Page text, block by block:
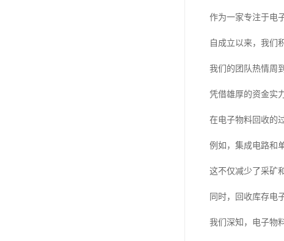
作为一家专注于电
自成立以来，我们
我们的团队热情周
凭借雄厚的资金实
在电子物料回收的
例如，集成电路和
这不仅减少了采矿
同时，回收库存电
我们深知，电子物